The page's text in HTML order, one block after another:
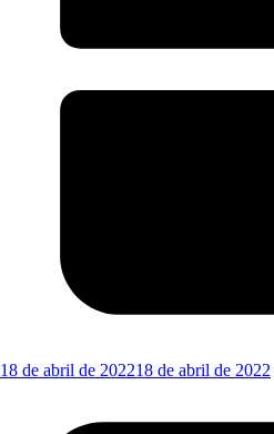
18 de abril de 202218 de abril de 2022